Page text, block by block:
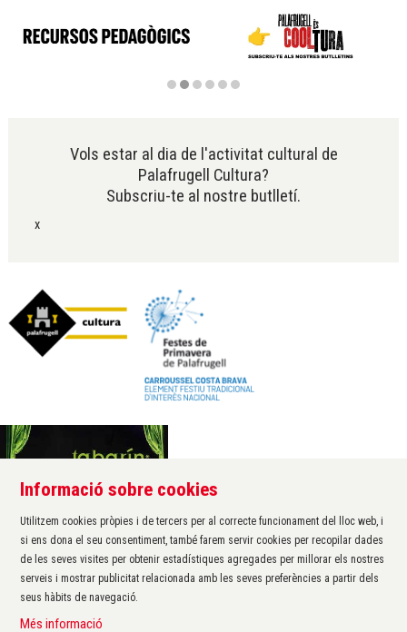
Vols estar al dia de l'activitat cultural de
Palafrugell Cultura?
Subscriu-te al nostre butlletí.
x
Àrea de cultura de l'Ajuntament de Palafrugell
Carrer Santa Margarida, 1
17200 Palafrugell
972 611 172 ·
cultura@palafrugell.cat
Sitemap | Avís Legal
Informació sobre cookies
Utilitzem cookies pròpies i de tercers per al correcte funcionament del lloc web, i
si ens dona el seu consentiment, també farem servir cookies per recopilar dades
de les seves visites per obtenir estadístiques agregades per millorar els nostres
serveis i mostrar publicitat relacionada amb les seves preferències a partir dels
seus hàbits de navegació.
Més informació